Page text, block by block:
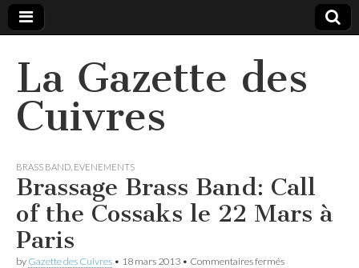
La Gazette des
Cuivres
BRASS BAND EVENEMENTS
Brassage Brass Band: Call
of the Cossaks le 22 Mars à
Paris
by Gazette des Cuivres • 18 mars 2013 • Commentaires ferméssur